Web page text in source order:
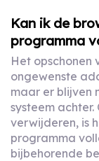
Kan ik de
programma
Het opschonen
ongewenste
maar er blijven
systeem
verwijderen, is
programma
bijbehorende